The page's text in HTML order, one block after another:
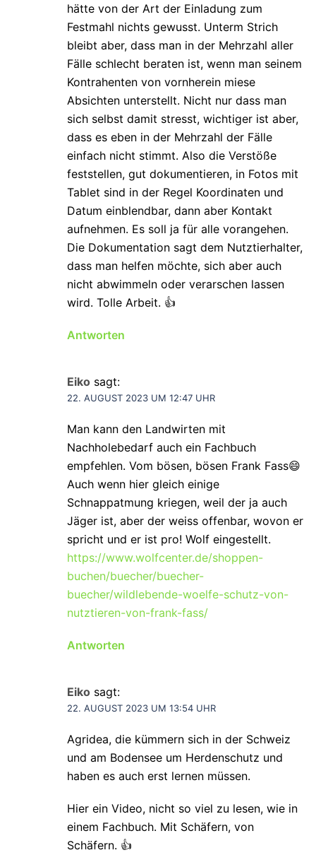
hätte von der Art der Einladung zum
Festmahl nichts gewusst. Unterm Strich
bleibt aber, dass man in der Mehrzahl aller
Fälle schlecht beraten ist, wenn man seinem
Kontrahenten von vornherein miese
Absichten unterstellt. Nicht nur dass man
sich selbst damit stresst, wichtiger ist aber,
dass es eben in der Mehrzahl der Fälle
einfach nicht stimmt. Also die Verstöße
feststellen, gut dokumentieren, in Fotos mit
Tablet sind in der Regel Koordinaten und
Datum einblendbar, dann aber Kontakt
aufnehmen. Es soll ja für alle vorangehen.
Die Dokumentation sagt dem Nutztierhalter,
dass man helfen möchte, sich aber auch
nicht abwimmeln oder verarschen lassen
wird. Tolle Arbeit. 👍
Antworten
Eiko sagt:
22. AUGUST 2023 UM 12:47 UHR
Man kann den Landwirten mit
Nachholebedarf auch ein Fachbuch
empfehlen. Vom bösen, bösen Frank Fass😄
Auch wenn hier gleich einige
Schnappatmung kriegen, weil der ja auch
Jäger ist, aber der weiss offenbar, wovon er
spricht und er ist pro! Wolf eingestellt.
https://www.wolfcenter.de/shoppen-
buchen/buecher/buecher-
buecher/wildlebende-woelfe-schutz-von-
nutztieren-von-frank-fass/
Antworten
Eiko sagt:
22. AUGUST 2023 UM 13:54 UHR
Agridea, die kümmern sich in der Schweiz
und am Bodensee um Herdenschutz und
haben es auch erst lernen müssen.
Hier ein Video, nicht so viel zu lesen, wie in
einem Fachbuch. Mit Schäfern, von
Schäfern. 👍